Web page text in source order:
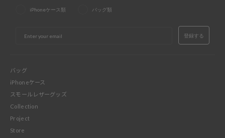
iPhoneケース類 バッグ類
登録する
バッグ
iPhoneケース
スモールレザーグッズ
Collection
Project
Store